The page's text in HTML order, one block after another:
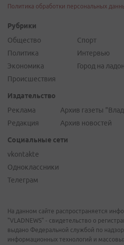
Политика обработки персональных
Рубрики
Общество
Политика
Экономика
Происшествия
Спорт
Интервью
Город на
Издательство
Реклама
Редакция
Архив газеты
Архив новостей
Социальные сети
vkontakte
Одноклассники
Телеграм
На данном сайте распространяется
"VLADNEWS" - свидетельство о
выдано Федеральной службой по
информационных технологий и